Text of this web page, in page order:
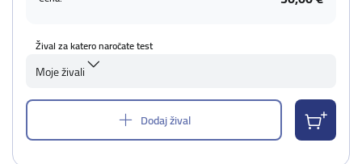
Žival za katero naročate test
Moje živali
Dodaj žival